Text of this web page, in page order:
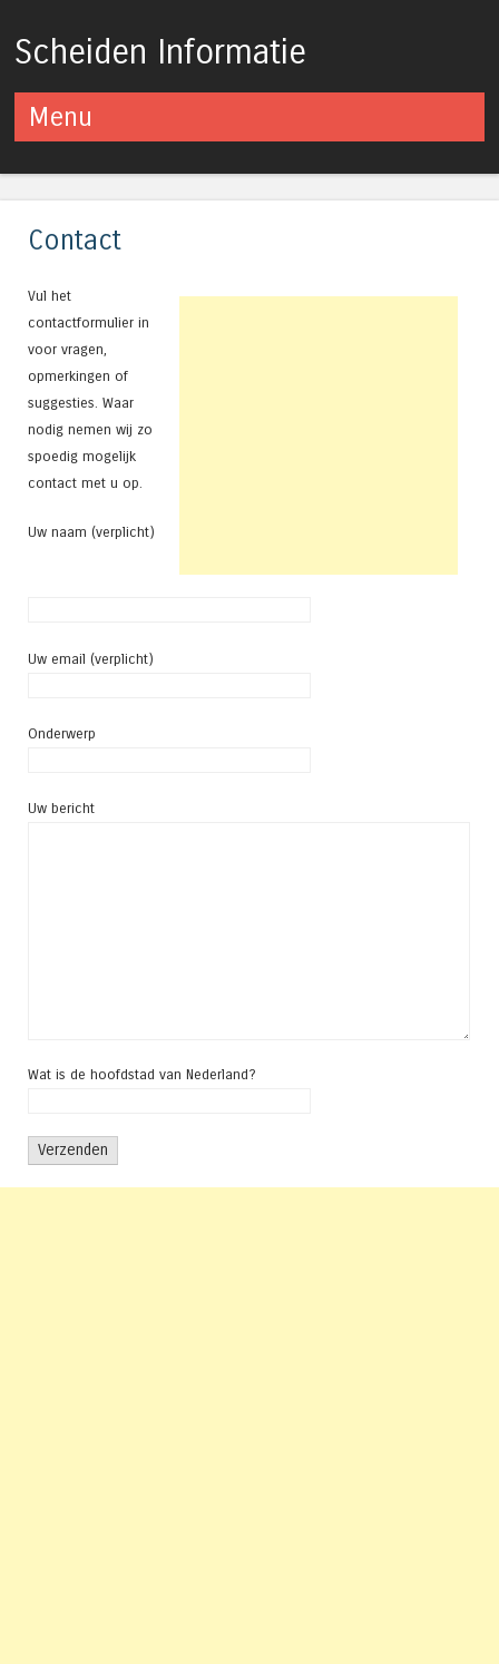
Scheiden Informatie
Menu
Contact
Vul het
contactformulier in
voor vragen,
opmerkingen of
suggesties. Waar
nodig nemen wij zo
spoedig mogelijk
contact met u op.
Uw naam (verplicht)
Uw email (verplicht)
Onderwerp
Uw bericht
Wat is de hoofdstad van Nederland?